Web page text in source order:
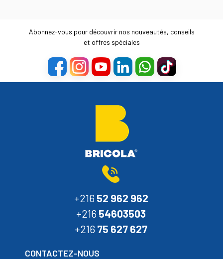
Abonnez-vous pour découvrir nos nouveautés, conseils
et offres spéciales
+216 52 962 962
+216 54603503
+216 75 627 627
CONTACTEZ-NOUS